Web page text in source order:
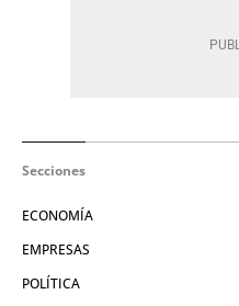
Secciones
ECONOMÍA
EMPRESAS
POLÍTICA